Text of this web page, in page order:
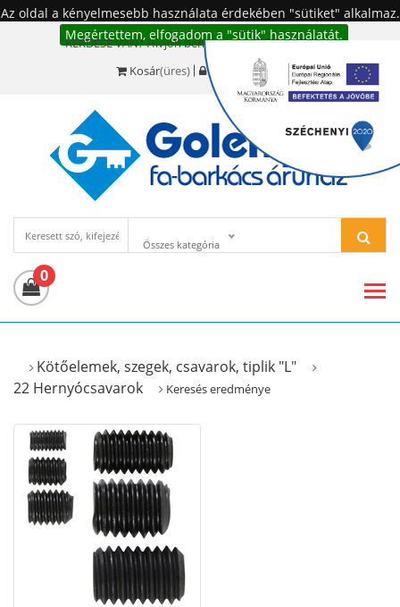
Az oldal a kényelmesebb használata érdekében "sütiket" alkalmaz.
Megértettem, elfogadom a "sütik" használatát.
KÉRDÉSE VAN? Hívjon bennünket!:+36 20 977-6494
Kosár(üres) Bejelentkezés
Összes kategória
0
Kötőelemek, szegek, csavarok, tiplik "L"
22 Hernyócsavarok
Keresés eredménye